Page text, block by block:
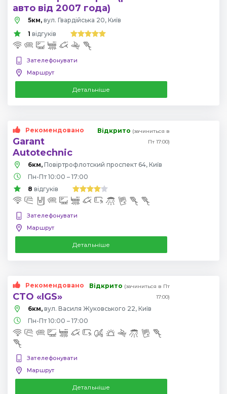
авто від 2007 года)
5км, вул. Гвардійська 20, Київ
1 відгуків
Зателефонувати
Маршрут
Детальніше
Рекомендовано
Garant
Autotechnic
Відкрито (зачиниться в
Пт 17:00)
6км,
Повіртрофлотский проспект 64, Київ
Пн-Пт 10:00 – 17:00
8 відгуків
Зателефонувати
Маршрут
Детальніше
Рекомендовано
СТО «IGS»
Відкрито (зачиниться в Пт
17:00)
6км, вул. Василя Жуковського 22, Київ
Пн-Пт 10:00 – 17:00
Зателефонувати
Маршрут
Детальніше